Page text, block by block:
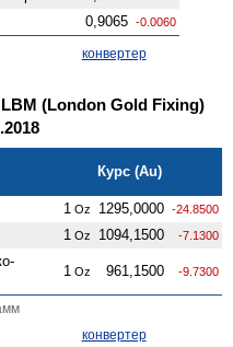
0,9065 -0.0060
конвертер
(London Gold Fixing)
Курс (Au)
1 Oz 1295,0000 -24.8500
1 Oz 1094,1500 -7.1300
1 Oz 961,1500 -9.7300
конвертер